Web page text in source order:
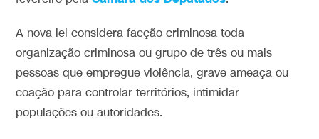
A nova lei considera facção criminosa toda
organização criminosa ou grupo de três ou mais
pessoas que empregue violência, grave ameaça ou
coação para controlar territórios, intimidar
populações ou autoridades.